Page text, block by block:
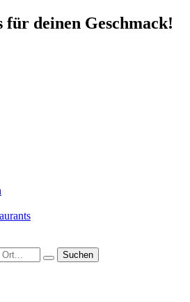
für deinen Geschmack!
Suchen